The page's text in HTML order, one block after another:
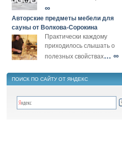
∞
Авторские предметы мебели для
сауны от Волкова-Сорокина
Практически каждому
приходилось слышать о
полезных свойствах… ∞
ПОИСК ПО САЙТУ ОТ ЯНДЕКС